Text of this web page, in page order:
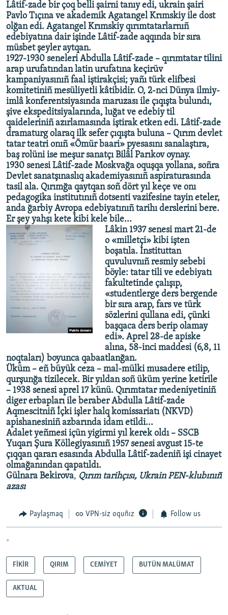
Lâtif-zade bir çoq belli şairni tanıy edi, ukrain şairi
Pavlo Tıçına ve akademik Agatangel Krımskiy ile dost
olğan edi. Agatangel Krımskiy qırımtatarlarnıñ
edebiyatına dair işinde Lâtif-zade aqqında bir sıra
müsbet şeyler aytqan.
1927-1930 seneleri Abdulla Lâtif-zade – qırımtatar tilini
arap urufatından latin urufatına keçirüv
kampaniyasınıñ faal iştirakçisi; yañı türk elifbesi
komitetiniñ mesüliyetli kâtibidir. O, 2-nci Dünya ilmiy-
imlâ konferentsiyasında maruzası ile çıqışta bulundı,
şive ekspeditsiyalarında, luğat ve edebiy til
qaideleriniñ azırlamasında iştirak etken edi. Lâtif-zade
dramaturg olaraq ilk sefer çıqışta buluna – Qırım devlet
tatar teatri onıñ «Ömür baari» pyesasını sanalaştıra,
baş rolüni ise meşur sanatçı Bilâl Parıkov oynay.
1930 senesi Lâtif-zade Moskvağa oquşqa yollana, soñra
Devlet sanatşınaslıq akademiyasınıñ aspiraturasında
tasil ala. Qırımğa qaytqan soñ dört yıl keçe ve onı
pedagogika institutınıñ dotsenti vazifesine tayin eteler,
anda ğarbiy Avropa edebiyatınıñ tarihı derslerini bere.
Er şey yahşı kete kibi kele bile...
Lâkin 1937 senesi mart 21-de
o «milletçi» kibi işten
boşatıla. İnstituttan
quvuluvnıñ resmiy sebebi
böyle: tatar tili ve edebiyatı
fakultetinde çalışıp,
«studentlerge ders bergende
bir sıra arap, fars ve türk
sözlerini qullana edi, çünki
başqaca ders berip olamay
edi». Aprel 28-de apiske
alına, 58-inci maddesi (6,8, 11
noqtaları) boyunca qabaatlanğan.
Üküm – eñ büyük ceza – mal-mülki musadere etilip,
qurşunğa tizilecek. Bir yıldan soñ üküm yerine ketirile
– 1938 senesi aprel 17 künü. Qırımtatar medeniyetiniñ
diger erbapları ile beraber Abdulla Lâtif-zade
Aqmescitniñ İçki işler halq komissariatı (NKVD)
apishanesiniñ azbarında idam etildi...
Adalet yeñmesi içün yigirmi yıl kerek oldı – SSCB
Yuqarı Şura Köllegiyasınıñ 1957 senesi avgust 15-te
çıqqan qararı esasında Abdulla Lâtif-zadeniñ işi cinayet
olmağanından qapatıldı.
Gülnara Bekirova, Qırım tarihçısı, Ukrain PEN-klubınıñ
azası
Paylaşmaq VPN-siz oquñız Follow us
*
FİKİR QIRIM CEMİYET BUTÜN MALÜMAT
AKTUAL